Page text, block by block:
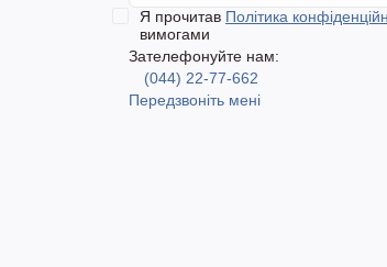
Я прочитав Політика
вимогами
Зателефонуйте нам:
(044) 22-77-662
Передзвоніть мені